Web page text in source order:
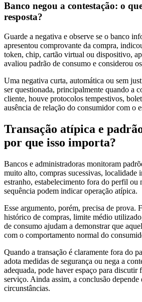
Banco negou a contestação: o
resposta?
Guarde a negativa e observe se o banco
apresentou comprovante da compra,
token, chip, cartão virtual ou dispositivo,
avaliou padrão de consumo e considerou
Uma negativa curta, automática ou sem
ser questionada, principalmente quando a
cliente, houve protocolos tempestivos,
ausência de relação do consumidor com o
Transação atípica e
por que isso importa?
Bancos e administradoras monitoram
muito alto, compras sucessivas, localidade
estranho, estabelecimento fora do perfil ou
sequência podem indicar operação atípica.
Esse argumento, porém, precisa de prova.
histórico de compras, limite médio
de consumo ajudam a demonstrar que
com o comportamento normal do
Quando a transação é claramente fora do
adota medidas de segurança ou nega a
adequada, pode haver espaço para discutir
serviço. Ainda assim, a conclusão depende
circunstâncias.